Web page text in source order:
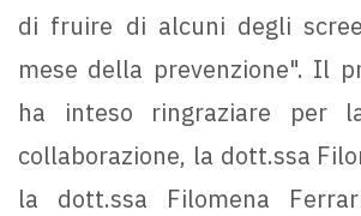
di fruire di alcuni degli
mese della prevenzione". Il
ha inteso ringraziare per
collaborazione, la dott.ssa
la dott.ssa Filomena